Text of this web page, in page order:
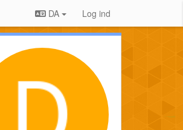
DA Log ind